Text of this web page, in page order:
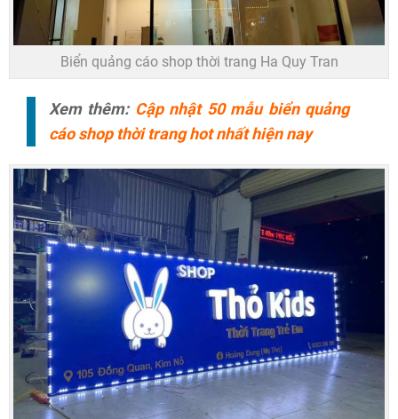
Biển quảng cáo shop thời trang Ha Quy Tran
Xem thêm: Cập nhật 50 mẫu biển quảng
cáo shop thời trang hot nhất hiện nay